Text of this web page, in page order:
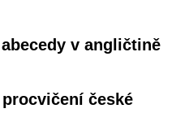
v angličtině
české